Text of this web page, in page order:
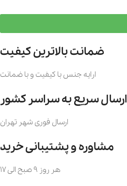
ضمانت بالاترین کیفیت
ارایه جنس با کیفیت و با ضمانت
ارسال سریع به سراسر کشور
ارسال فوری شهر تهران
مشاوره و پشتیبانی خرید
هر روز 9 صبح الی 17